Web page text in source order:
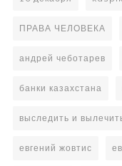
ПРАВА ЧЕЛОВЕКА
андрей чеботарев
банки казахстана
выследить и
евгений жовтис